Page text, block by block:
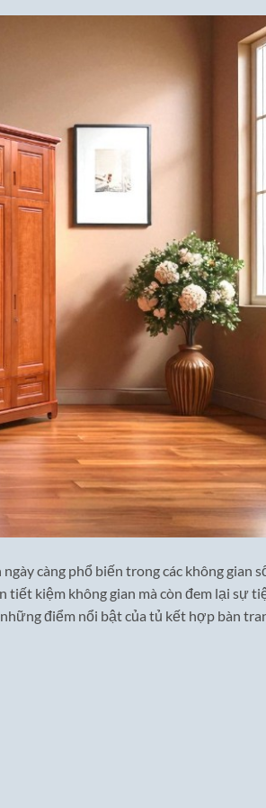
càng phổ biến trong các không gian
tiết kiệm không gian mà còn đem lại sự
điểm nổi bật của tủ kết hợp bàn